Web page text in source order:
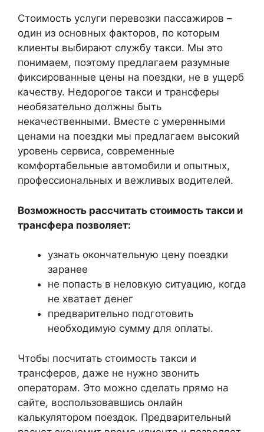
Стоимость услуги перевозки пассажиров –
один из основных факторов, по которым
клиенты выбирают службу такси. Мы это
понимаем, поэтому предлагаем разумные
фиксированные цены на поездки, не в ущерб
качеству. Недорогое такси и трансферы
необязательно должны быть
некачественными. Вместе с умеренными
ценами на поездки мы предлагаем высокий
уровень сервиса, современные
комфортабельные автомобили и опытных,
профессиональных и вежливых водителей.
Возможность рассчитать стоимость такси и
трансфера позволяет:
узнать окончательную цену поездки
заранее
не попасть в неловкую ситуацию, когда
не хватает денег
предварительно подготовить
необходимую сумму для оплаты.
Чтобы посчитать стоимость такси и
трансферов, даже не нужно звонить
операторам. Это можно сделать прямо на
сайте, воспользовавшись онлайн
калькулятором поездок. Предварительный